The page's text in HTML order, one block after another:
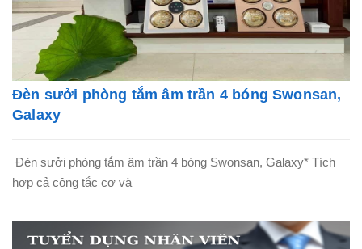
Đèn sưởi phòng tắm âm trần 4 bóng Swonsan,
Galaxy
Đèn sưởi phòng tắm âm trần 4 bóng Swonsan, Galaxy* Tích
hợp cả công tắc cơ và